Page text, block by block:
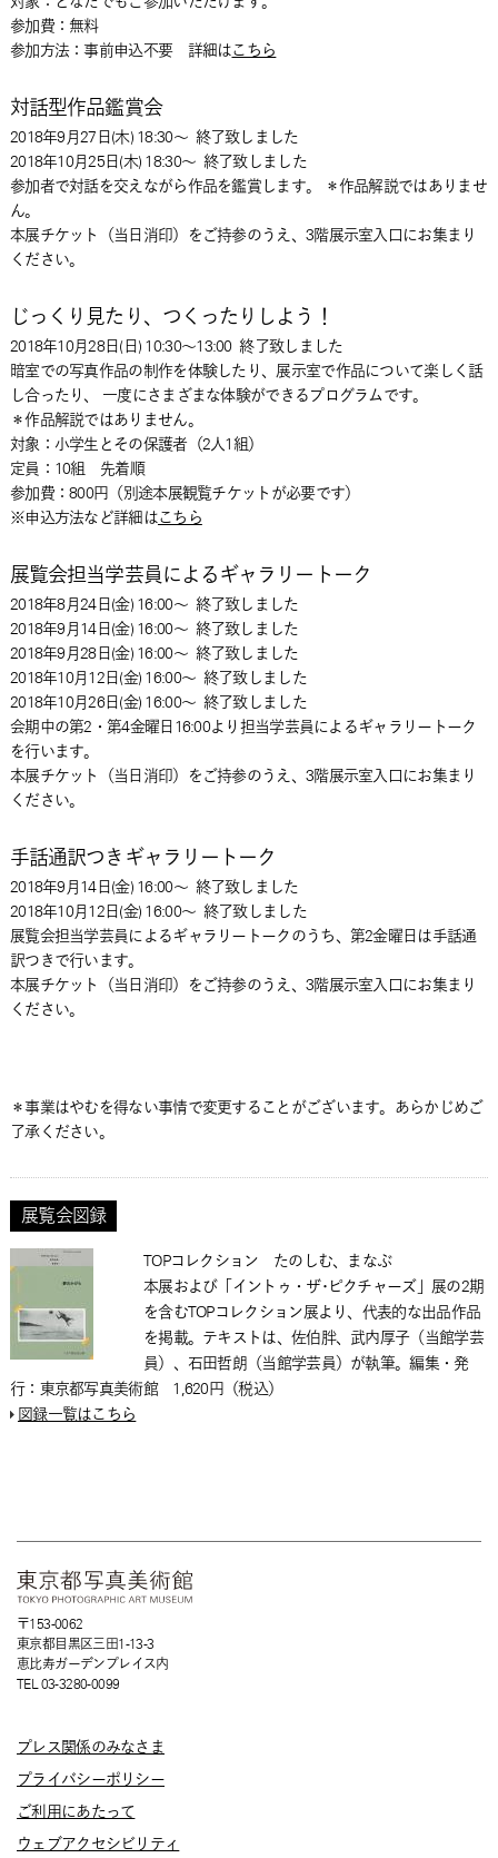
参加費：無料
参加方法：事前申込不要 詳細はこちら
対話型作品鑑賞会
2018年9月27日(木) 18:30～ 終了致しました
2018年10月25日(木) 18:30～ 終了致しました
参加者で対話を交えながら作品を鑑賞します。 ＊作品解説ではありませ
ん。
本展チケット（当日消印）をご持参のうえ、3階展示室入口にお集まり
ください。
じっくり見たり、つくったりしよう！
2018年10月28日(日) 10:30～13:00終了致しました
暗室での写真作品の制作を体験したり、展示室で作品について楽しく話
し合ったり、 一度にさまざまな体験ができるプログラムです。
＊作品解説ではありません。
対象：小学生とその保護者（2人1組）
定員：10組 先着順
参加費：800円（別途本展観覧チケットが必要です）
※申込方法など詳細はこちら
展覧会担当学芸員によるギャラリートーク
2018年8月24日(金) 16:00～ 終了致しました
2018年9月14日(金) 16:00～ 終了致しました
2018年9月28日(金) 16:00～ 終了致しました
2018年10月12日(金) 16:00～ 終了致しました
2018年10月26日(金) 16:00～ 終了致しました
会期中の第2・第4金曜日16:00より担当学芸員によるギャラリートーク
を行います。
本展チケット（当日消印）をご持参のうえ、3階展示室入口にお集まり
ください。
手話通訳つきギャラリートーク
2018年9月14日(金) 16:00～ 終了致しました
2018年10月12日(金) 16:00～ 終了致しました
展覧会担当学芸員によるギャラリートークのうち、第2金曜日は手話通
訳つきで行います。
本展チケット（当日消印）をご持参のうえ、3階展示室入口にお集まり
ください。
＊事業はやむを得ない事情で変更することがございます。あらかじめご
了承ください。
展覧会図録
TOPコレクション たのしむ、まなぶ
本展および「イントゥ・ザ･ピクチャーズ」展の2期
を含むTOPコレクション展より、代表的な出品作品
を掲載。テキストは、佐伯胖、武内厚子（当館学芸
員）、石田哲朗（当館学芸員）が執筆。編集・発
行：東京都写真美術館 1,620円（税込）
図録一覧はこちら
〒153-0062
東京都目黒区三田1-13-3
恵比寿ガーデンプレイス内
TEL 03-3280-0099
プレス関係のみなさま
プライバシーポリシー
ご利用にあたって
ウェブアクセシビリティ